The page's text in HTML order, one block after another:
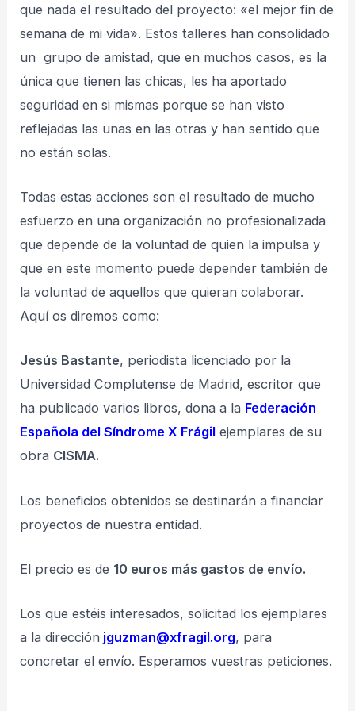
que nada el resultado del proyecto: «el mejor fin de
semana de mi vida». Estos talleres han consolidado
un grupo de amistad, que en muchos casos, es la
única que tienen las chicas, les ha aportado
seguridad en si mismas porque se han visto
reflejadas las unas en las otras y han sentido que
no están solas.
Todas estas acciones son el resultado de mucho
esfuerzo en una organización no profesionalizada
que depende de la voluntad de quien la impulsa y
que en este momento puede depender también de
la voluntad de aquellos que quieran colaborar.
Aquí os diremos como:
Jesús Bastante, periodista licenciado por la
Universidad Complutense de Madrid, escritor que
ha publicado varios libros, dona a la Federación
Española del Síndrome X Frágil ejemplares de su
obra CISMA.
Los beneficios obtenidos se destinarán a financiar
proyectos de nuestra entidad.
El precio es de 10 euros más gastos de envío.
Los que estéis interesados, solicitad los ejemplares
a la dirección jguzman@xfragil.org, para
concretar el envío. Esperamos vuestras peticiones.